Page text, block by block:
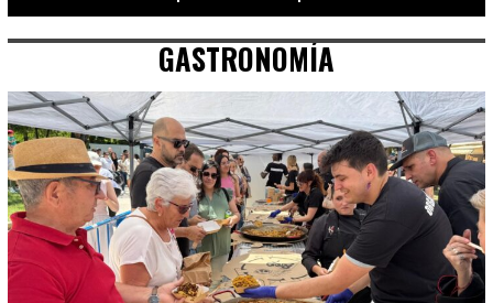
GASTRONOMÍA